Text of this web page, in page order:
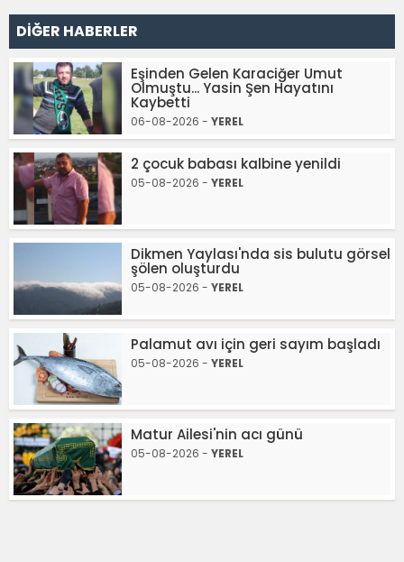
DİĞER HABERLER
Eşinden Gelen Karaciğer Umut
Olmuştu... Yasin Şen Hayatını
Kaybetti
06-08-2026 - YEREL
2 çocuk babası kalbine yenildi
05-08-2026 - YEREL
Dikmen Yaylası'nda sis bulutu görsel
şölen oluşturdu
05-08-2026 - YEREL
Palamut avı için geri sayım başladı
05-08-2026 - YEREL
Matur Ailesi'nin acı günü
05-08-2026 - YEREL